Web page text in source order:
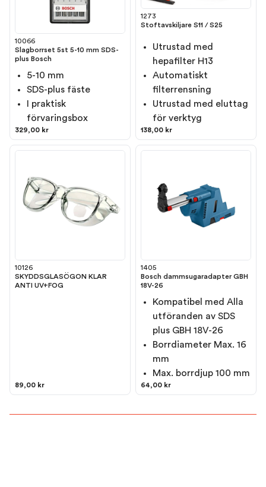
10066
Slagborrset 5st 5-10 mm SDS-
plus Bosch
5-10 mm
SDS-plus fäste
I praktisk
förvaringsbox
329,00 kr
1273
Stoftavskiljare S11 / S25
Utrustad med
hepafilter H13
Automatiskt
filterrensning
Utrustad med eluttag
för verktyg
138,00 kr
10126
SKYDDSGLASÖGON KLAR
ANTI UV+FOG
89,00 kr
1405
Bosch dammsugaradapter GBH
18V-26
Kompatibel med Alla
utföranden av SDS
plus GBH 18V-26
Borrdiameter Max. 16
mm
Max. borrdjup 100 mm
64,00 kr